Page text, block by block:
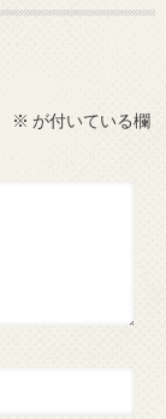
※ が付いている欄